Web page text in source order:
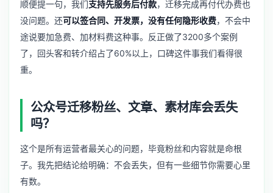
顺便提一句，我们支持先服务后付款，迁移完成再付代办费也
没问题。还可以签合同、开发票，没有任何隐形收费，不会中
途说要加急费、加材料费这种事。反正做了3200多个案例
了，回头客和转介绍占了60%以上，口碑这件事我们看得很
重。
公众号迁移粉丝、文章、素材库会丢失
吗？
这个是所有运营者最关心的问题，毕竟粉丝和内容就是命根
子。我先把结论给明确：不会丢失，但有一些细节你需要心里
有数。